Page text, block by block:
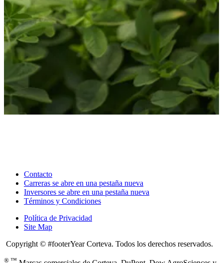
Contacto
Carreras se abre en una pestaña nueva
Inversores se abre en una pestaña nueva
Términos y Condiciones
Política de Privacidad
Site Map
Copyright © #footerYear Corteva. Todos los derechos reservados.
® ™